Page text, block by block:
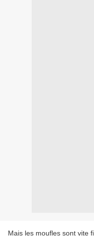
Mais les moufles sont vite